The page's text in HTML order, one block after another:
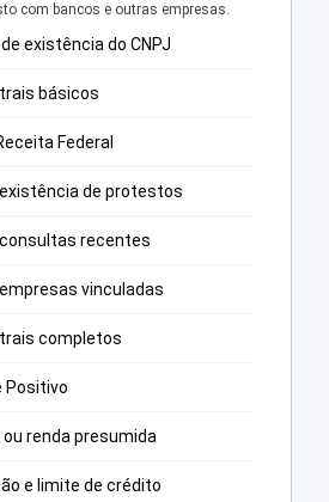
com bancos e outras empresas.
existência do CNPJ
básicos
Federal
de protestos
recentes
vinculadas
completos
Positivo
renda presumida
e limite de crédito